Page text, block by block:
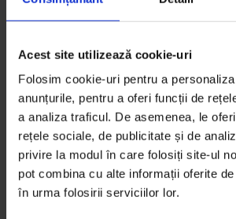
Acest site utilizează cookie-uri
Folosim cookie-uri pentru a
anunțurile, pentru a oferi funcții de
a analiza traficul. De asemenea, le
rețele sociale, de publicitate și de
privire la modul în care folosiți site-ul
pot combina cu alte informații oferite
în urma folosirii serviciilor lor.
English
„It’s my job to keep the
calm”